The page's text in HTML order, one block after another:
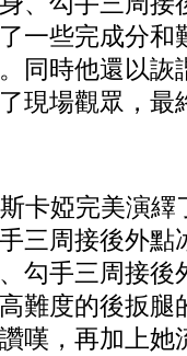
一些完成分和
同時他還以詼
現場觀眾，最
婭完美演繹
三周接後外點
勾手三周接後
難度的後扳腿
嘆，再加上她